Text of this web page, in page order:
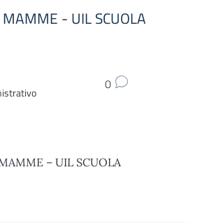
MAMME - UIL SCUOLA
0
– UIL SCUOLA